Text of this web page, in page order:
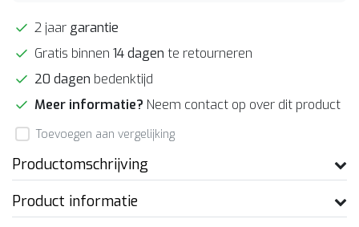
2 jaar garantie
Gratis binnen 14 dagen te retourneren
20 dagen bedenktijd
Meer informatie? Neem contact op over dit product
Toevoegen aan vergelijking
Productomschrijving
Product informatie